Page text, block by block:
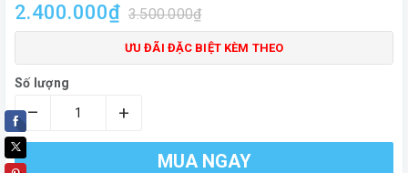
2.400.000₫ 3.500.000₫
ƯU ĐÃI ĐẶC BIỆT KÈM THEO
Số lượng
– +
MUA NGAY